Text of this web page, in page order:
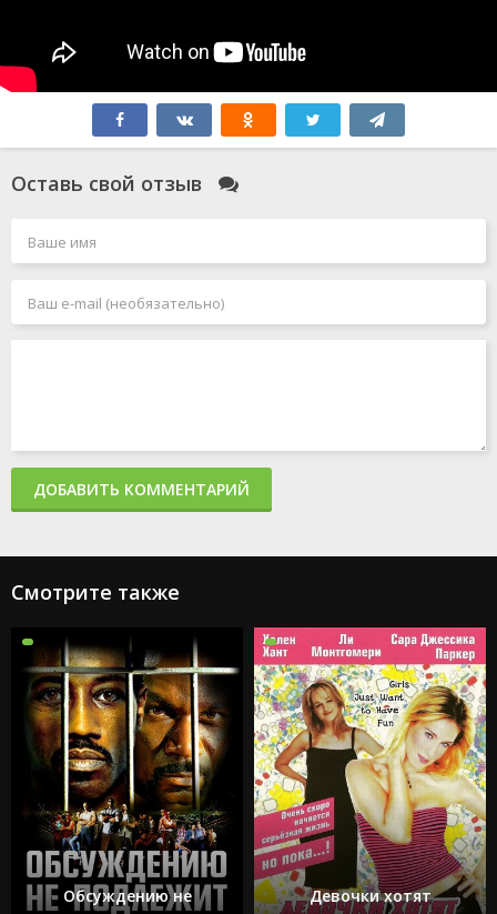
Оставь свой отзыв
ДОБАВИТЬ КОММЕНТАРИЙ
Смотрите также
Обсуждению не
Девочки хотят